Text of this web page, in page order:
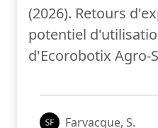
(2026). Retours
potentiel
d'Ecorobotix Agro-
Farvacque, S.